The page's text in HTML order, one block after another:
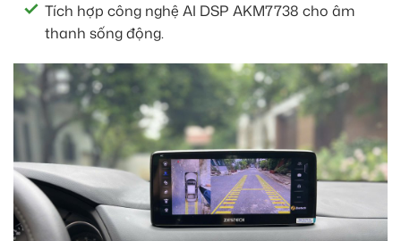
Tích hợp công nghệ AI DSP AKM7738 cho âm
thanh sống động.